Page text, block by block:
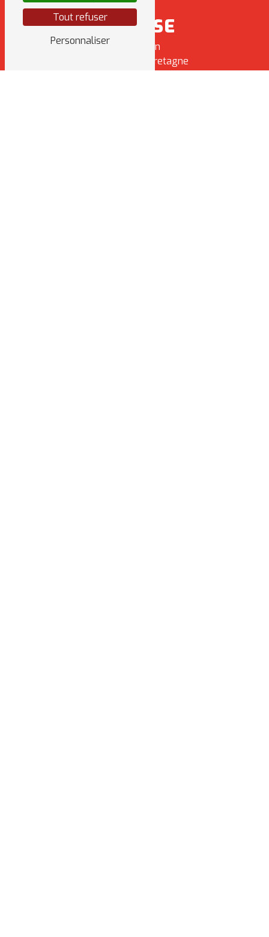
ADRESSE
8 Rue Sabin
35470 Bain-de-Bretagne
Tout refuser
Personnaliser